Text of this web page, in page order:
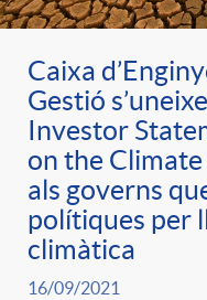
e
g
o
r
Caixa
Gestió
Investor
on the
als governs
polítiques per
climàtica
16/09/2021